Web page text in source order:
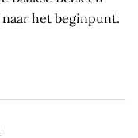
het beginpunt.